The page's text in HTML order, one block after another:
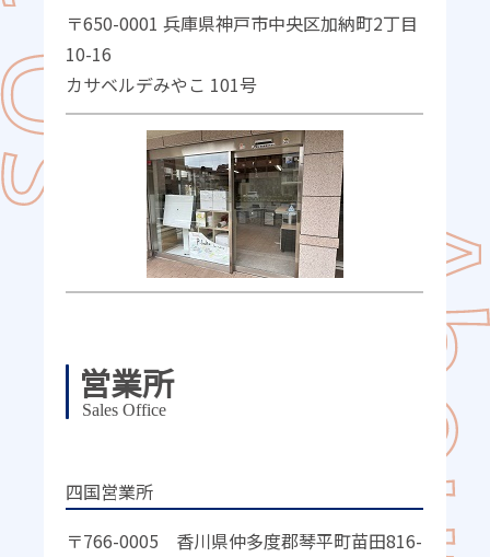
〒650-0001 兵庫県神戸市中央区加納町2丁目
10-16
カサベルデみやこ 101号
営業所
Sales Office
四国営業所
〒766-0005 香川県仲多度郡琴平町苗田816-